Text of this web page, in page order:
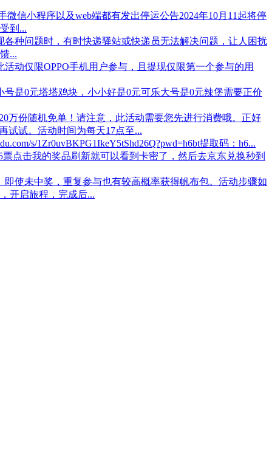
信小程序以及web端都有发出停运公告2024年10月11起将停
到...
种问题时，有时快递驿站或快递员无法解决问题，让人困扰
...
动仅限OPPO手机用户参与，且提现仅限第一个参与的用
是0元塔塔鸡块，小小好是0元可乐大号是0元辣堡需要正价
万份随机免单！请注意，此活动需要您先进行消费哦。正好
试试。活动时间为每天17点至...
s/1Zr0uvBKPG1IkeY5tShd26Q?pwd=h6bt提取码：h6...
点击我的奖品刷新就可以看到卡密了，然后去京东兑换秒到
使未中奖，重复参与也有较高概率获得帆布包。活动步骤如
开启旅程，完成后...